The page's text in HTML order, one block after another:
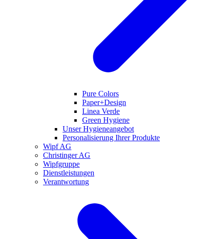
Pure Colors
Paper+Design
Linea Verde
Green Hygiene
Unser Hygieneangebot
Personalisierung Ihrer Produkte
Wipf AG
Christinger AG
Wipfgruppe
Dienstleistungen
Verantwortung